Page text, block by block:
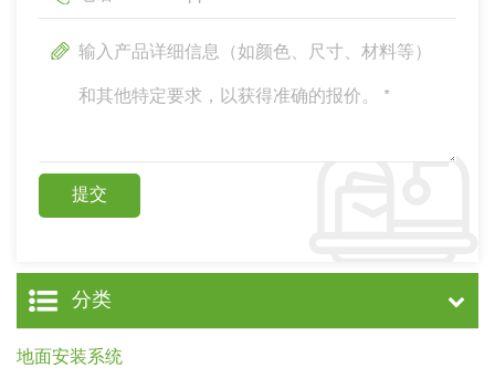
分类
地面安装系统